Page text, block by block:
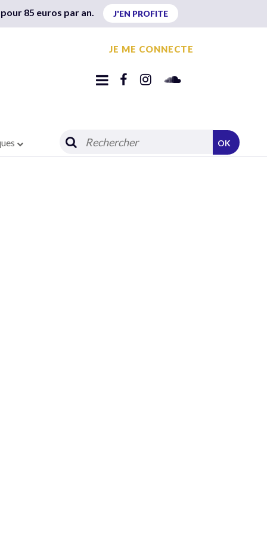
85 euros par an. J'EN PROFITE
JE ME CONNECTE
OK